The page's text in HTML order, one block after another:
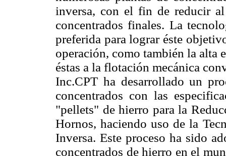
inversa, con el fin de reducir
concentrados finales. La
preferida para lograr éste
operación, como también la alta
éstas a la flotación mecánica
Inc.CPT ha desarrollado un
concentrados con las
"pellets" de hierro para la
Hornos, haciendo uso de la
Inversa. Este proceso ha sido
concentrados de hierro en el